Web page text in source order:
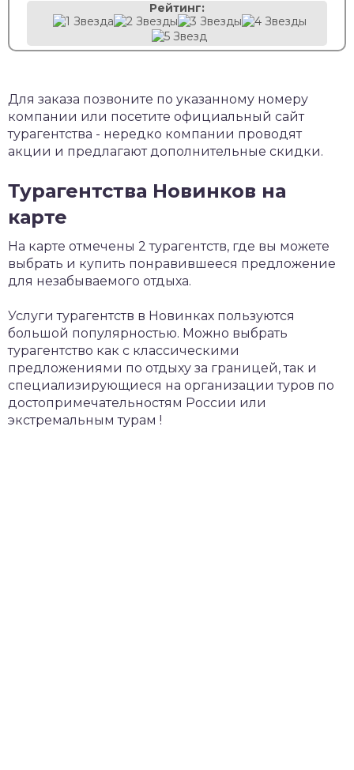
Рейтинг:
Для заказа позвоните по указанному номеру
компании или посетите официальный сайт
турагентства - нередко компании проводят
акции и предлагают дополнительные скидки.
Турагентства Новинков на
карте
На карте отмечены 2 турагентств, где вы можете
выбрать и купить понравившееся предложение
для незабываемого отдыха.
Услуги турагентств в Новинках пользуются
большой популярностью. Можно выбрать
турагентство как с классическими
предложениями по отдыху за границей, так и
специализирующиеся на организации туров по
достопримечательностям России или
экстремальным турам !